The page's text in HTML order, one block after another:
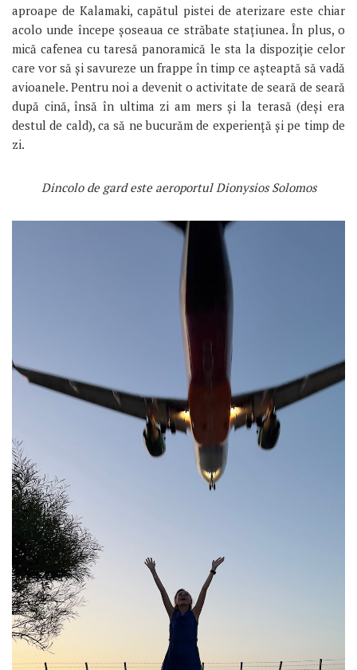
aproape de Kalamaki, capătul pistei de aterizare este chiar
acolo unde începe șoseaua ce străbate stațiunea. În plus, o
mică cafenea cu taresă panoramică le sta la dispoziție celor
care vor să și savureze un frappe în timp ce așteaptă să vadă
avioanele. Pentru noi a devenit o activitate de seară de seară
după cină, însă în ultima zi am mers și la terasă (deși era
destul de cald), ca să ne bucurăm de experiență și pe timp de
zi.
Dincolo de gard este aeroportul Dionysios Solomos